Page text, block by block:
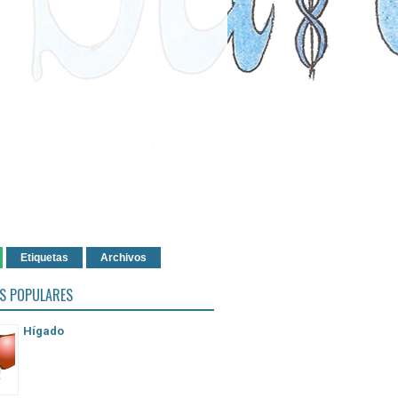
Etiquetas Archivos
POPULARES
Hígado